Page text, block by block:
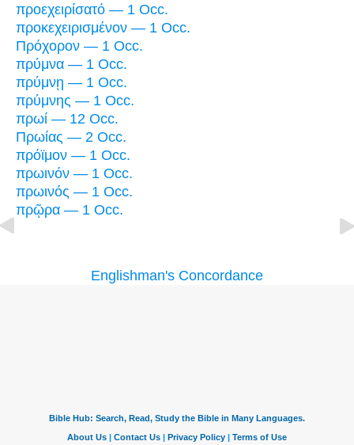
προεχειρίσατό — 1 Occ.
προκεχειρισμένον — 1 Occ.
Πρόχορον — 1 Occ.
πρύμνα — 1 Occ.
πρύμνῃ — 1 Occ.
πρύμνης — 1 Occ.
πρωί — 12 Occ.
Πρωίας — 2 Occ.
πρόϊμον — 1 Occ.
πρωινόν — 1 Occ.
πρωινός — 1 Occ.
πρῷρα — 1 Occ.
Englishman's Concordance